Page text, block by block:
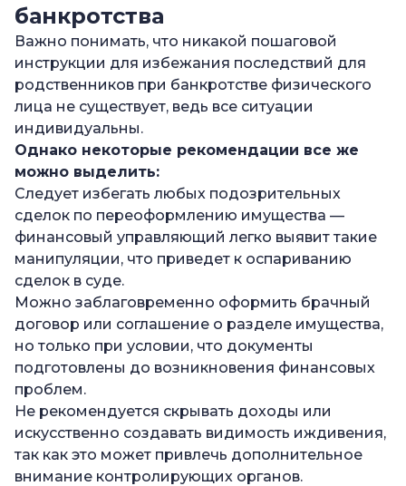
банкротства
Важно понимать, что никакой пошаговой
инструкции для избежания последствий для
родственников при банкротстве физического
лица не существует, ведь все ситуации
индивидуальны.
Однако некоторые рекомендации все же
можно выделить:
Следует избегать любых подозрительных
сделок по переоформлению имущества —
финансовый управляющий легко выявит такие
манипуляции, что приведет к оспариванию
сделок в суде.
Можно заблаговременно оформить брачный
договор или соглашение о разделе имущества,
но только при условии, что документы
подготовлены до возникновения финансовых
проблем.
Не рекомендуется скрывать доходы или
искусственно создавать видимость иждивения,
так как это может привлечь дополнительное
внимание контролирующих органов.